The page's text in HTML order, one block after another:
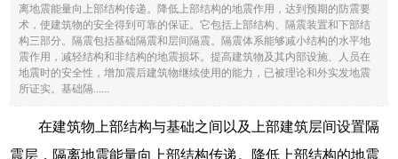
离地震能量向上部结构传递。降低上部结构的地震作用，达到预期的防震要
术，使建筑物的安全得到可靠的保证。它包括上部结构、隔震装置和下部结
构三部分。隔震包括基础隔震和层间隔震。隔震体系能够减小结构的水平地
震作用，减轻结构和非结构的地震损坏。提高建筑物及其内部设施、人员在
地震时的安全性，增加震后建筑物继续使用的能力，已被理论和外实发地震
所证实。基础隔......
在建筑物上部结构与基础之间以及上部建筑层间设置隔
震层，隔离地震能量向上部结构传递。降低上部结构的地震